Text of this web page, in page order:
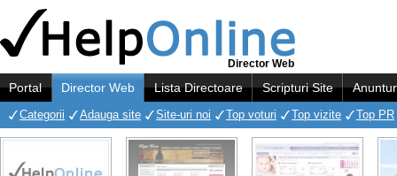
Director Web
Portal Director Web Lista Directoare Scripturi Site
Categorii Adauga site Site-uri noi Top voturi Top vizite Top PR